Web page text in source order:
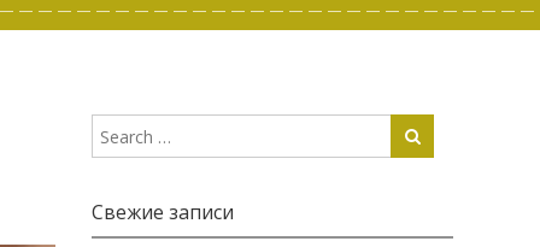
Свежие записи